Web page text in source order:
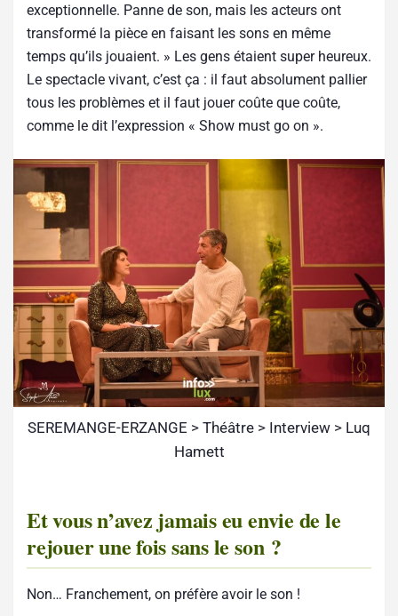
exceptionnelle. Panne de son, mais les acteurs ont
transformé la pièce en faisant les sons en même
temps qu’ils jouaient. » Les gens étaient super heureux.
Le spectacle vivant, c’est ça : il faut absolument pallier
tous les problèmes et il faut jouer coûte que coûte,
comme le dit l’expression « Show must go on ».
SEREMANGE-ERZANGE > Théâtre > Interview > Luq
Hamett
Et vous n’avez jamais eu envie de le
rejouer une fois sans le son ?
Non… Franchement, on préfère avoir le son !